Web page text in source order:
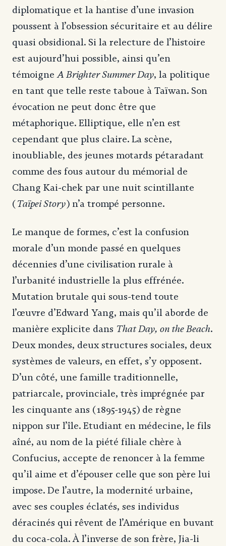
diplomatique et la hantise d’une invasion
poussent à l’obsession sécuritaire et au délire
quasi obsidional. Si la relecture de l’histoire
est aujourd’hui possible, ainsi qu’en
témoigneA Brighter Summer Day, la politique
en tant que telle reste taboue à Taïwan. Son
évocation ne peut donc être que
métaphorique. Elliptique, elle n’en est
cependant que plus claire. La scène,
inoubliable, des jeunes motards pétaradant
comme des fous autour du mémorial de
Chang Kai-chek par une nuit scintillante
(Taïpei Story) n’a trompé personne.
Le manque de formes, c’est la confusion
morale d’un monde passé en quelques
décennies d’une civilisation rurale à
l’urbanité industrielle la plus effrénée.
Mutation brutale qui sous-tend toute
l’œuvre d’Edward Yang, mais qu’il aborde de
manière explicite dans That Day, on the Beach.
Deux mondes, deux structures sociales, deux
systèmes de valeurs, en effet, s’y opposent.
D’un côté, une famille traditionnelle,
patriarcale, provinciale, très imprégnée par
les cinquante ans (1895-1945) de règne
nippon sur l’île. Etudiant en médecine, le fils
aîné, au nom de la piété filiale chère à
Confucius, accepte de renoncer à la femme
qu’il aime et d’épouser celle que son père lui
impose. De l’autre, la modernité urbaine,
avec ses couples éclatés, ses individus
déracinés qui rêvent de l’Amérique en buvant
du coca-cola. À l’inverse de son frère, Jia-li